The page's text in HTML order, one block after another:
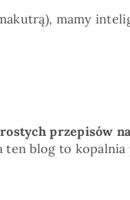
mamy
przepisów
ten blog to kopalnia